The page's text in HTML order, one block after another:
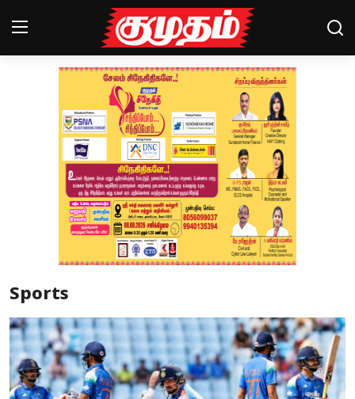
Magazines
Special Story
Business
Sports